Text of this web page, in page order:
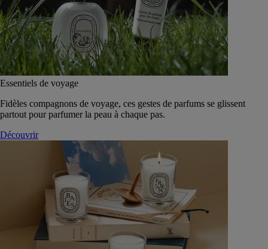
Essentiels de voyage
Fidèles compagnons de voyage, ces gestes de parfums se glissent
partout pour parfumer la peau à chaque pas.
Découvrir